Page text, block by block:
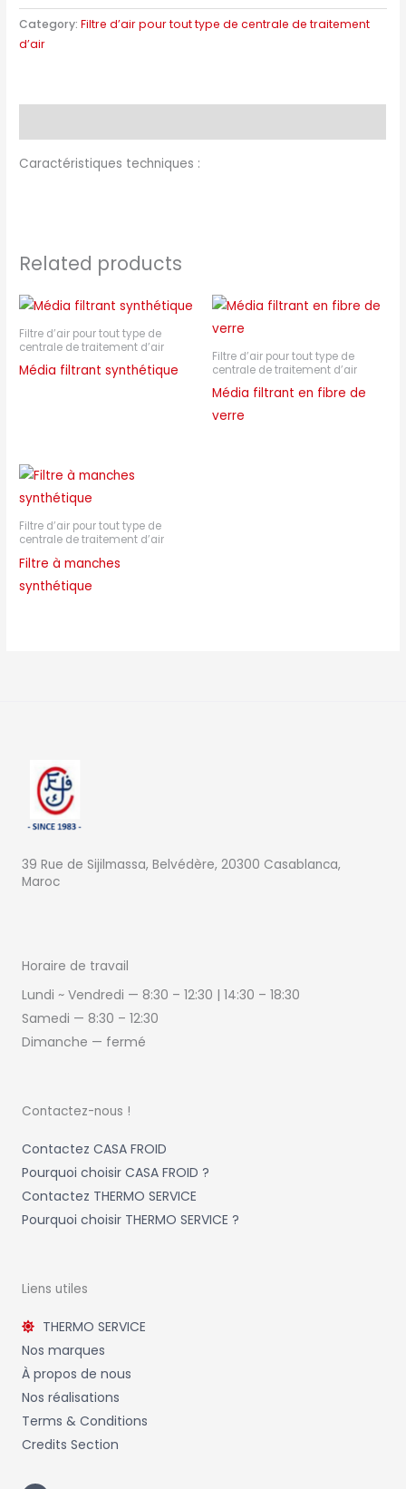
Category:Filtre d’air pour tout type de centrale de traitement
d’air
Caractéristiques techniques :
Related products
Filtre d’air pour tout type de
centrale de traitement d’air
Média filtrant synthétique
Filtre d’air pour tout type de
centrale de traitement d’air
Média filtrant en fibre de
verre
Filtre d’air pour tout type de
centrale de traitement d’air
Filtre à manches
synthétique
39 Rue de Sijilmassa, Belvédère, 20300 Casablanca,
Maroc
Horaire de travail
Lundi ~ Vendredi — 8:30 – 12:30 | 14:30 – 18:30
Samedi — 8:30 – 12:30
Dimanche — fermé
Contactez-nous !
Contactez CASA FROID
Pourquoi choisir CASA FROID ?
Contactez THERMO SERVICE
Pourquoi choisir THERMO SERVICE ?
Liens utiles
THERMO SERVICE
Nos marques
À propos de nous
Nos réalisations
Terms & Conditions
Credits Section